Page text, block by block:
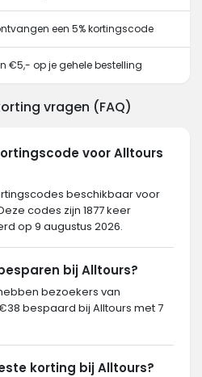
een 5% kortingscode
€5,- op je gehele bestelling
vragen (FAQ)
voor Alltours
beschikbaar voor
codes zijn 1877 keer
op 9 augustus 2026.
bij Alltours?
bezoekers van
bespaard bij Alltours met 7
korting bij Alltours?